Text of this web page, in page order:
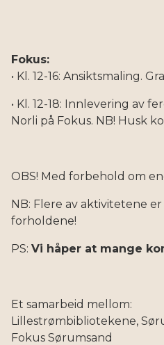
Fokus:
• Kl. 12-16: Ansiktsmaling.
• Kl. 12-18: Innlevering av
Norli på Fokus. NB! Husk
OBS! Med forbehold om
NB: Flere av aktivitetene
forholdene!
PS: Vi håper at mange
Et samarbeid mellom:
Lillestrømbibliotekene,
Fokus Sørumsand